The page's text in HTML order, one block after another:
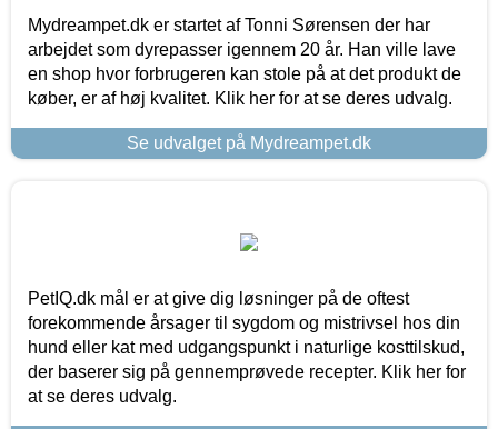
Mydreampet.dk er startet af Tonni Sørensen der har
arbejdet som dyrepasser igennem 20 år. Han ville lave
en shop hvor forbrugeren kan stole på at det produkt de
køber, er af høj kvalitet. Klik her for at se deres udvalg.
Se udvalget på Mydreampet.dk
PetIQ.dk mål er at give dig løsninger på de oftest
forekommende årsager til sygdom og mistrivsel hos din
hund eller kat med udgangspunkt i naturlige kosttilskud,
der baserer sig på gennemprøvede recepter. Klik her for
at se deres udvalg.